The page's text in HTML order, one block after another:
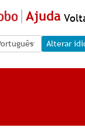
Ajuda
Selection
Selection
Alterar